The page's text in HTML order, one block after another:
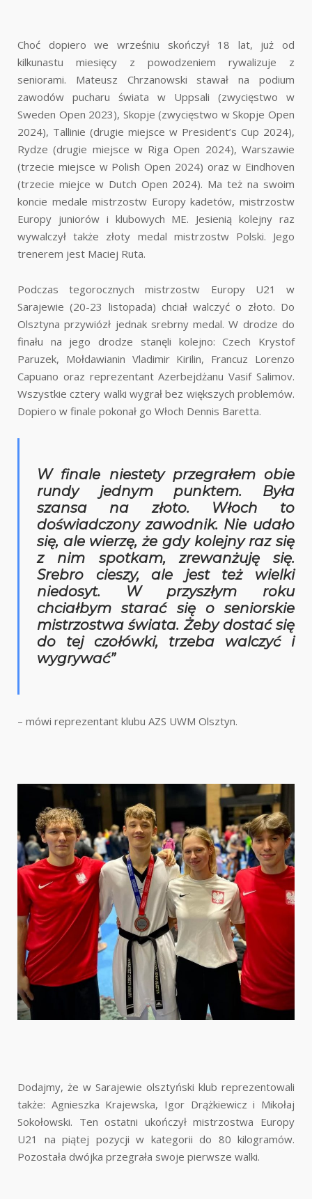
Choć dopiero we wrześniu skończył 18 lat, już od
kilkunastu miesięcy z powodzeniem rywalizuje z
seniorami. Mateusz Chrzanowski stawał na podium
zawodów pucharu świata w Uppsali (zwycięstwo w
Sweden Open 2023), Skopje (zwycięstwo w Skopje Open
2024), Tallinie (drugie miejsce w President’s Cup 2024),
Rydze (drugie miejsce w Riga Open 2024), Warszawie
(trzecie miejsce w Polish Open 2024) oraz w Eindhoven
(trzecie miejce w Dutch Open 2024). Ma też na swoim
koncie medale mistrzostw Europy kadetów, mistrzostw
Europy juniorów i klubowych ME. Jesienią kolejny raz
wywalczył także złoty medal mistrzostw Polski. Jego
trenerem jest Maciej Ruta.
Podczas tegorocznych mistrzostw Europy U21 w
Sarajewie (20-23 listopada) chciał walczyć o złoto. Do
Olsztyna przywiózł jednak srebrny medal. W drodze do
finału na jego drodze stanęli kolejno: Czech Krystof
Paruzek, Mołdawianin Vladimir Kirilin, Francuz Lorenzo
Capuano oraz reprezentant Azerbejdżanu Vasif Salimov.
Wszystkie cztery walki wygrał bez większych problemów.
Dopiero w finale pokonał go Włoch Dennis Baretta.
W finale niestety przegrałem obie
rundy jednym punktem. Była
szansa na złoto. Włoch to
doświadczony zawodnik. Nie udało
się, ale wierzę, że gdy kolejny raz się
z nim spotkam, zrewanżuję się.
Srebro cieszy, ale jest też wielki
niedosyt. W przyszłym roku
chciałbym starać się o seniorskie
mistrzostwa świata. Żeby dostać się
do tej czołówki, trzeba walczyć i
wygrywać”
– mówi reprezentant klubu AZS UWM Olsztyn.
Dodajmy, że w Sarajewie olsztyński klub reprezentowali
także: Agnieszka Krajewska, Igor Drążkiewicz i Mikołaj
Sokołowski. Ten ostatni ukończył mistrzostwa Europy
U21 na piątej pozycji w kategorii do 80 kilogramów.
Pozostała dwójka przegrała swoje pierwsze walki.